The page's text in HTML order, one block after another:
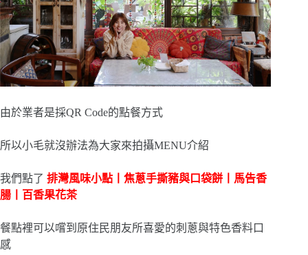
由於業者是採QR Code的點餐方式
所以小毛就沒辦法為大家來拍攝MENU介紹
我們點了 排灣風味小點丨焦蔥手撕豬與口袋餅丨馬告香
腸丨百香果花茶
餐點裡可以嚐到原住民朋友所喜愛的刺蔥與特色香料口
感